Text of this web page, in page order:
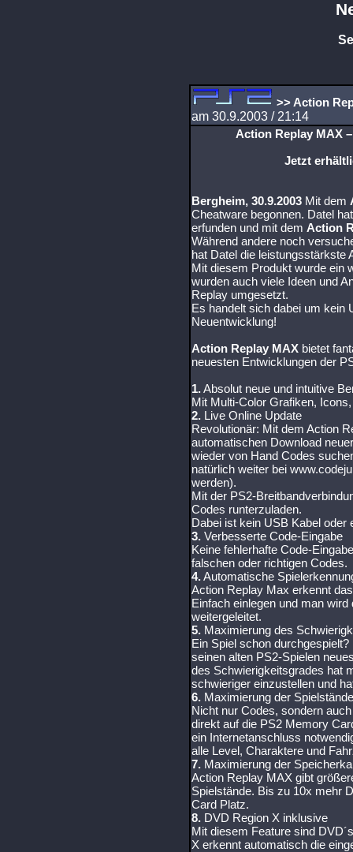
>> Action
am 30.9.2003 / 21:14
Action Replay MAX
Jetzt
Bergheim, 30.9.2003 Mit dem
Cheatware begonnen. Datel
erfunden und mit dem Action
Während andere noch
hat Datel die leistungsstärkste
Mit diesem Produkt wurde ein
wurden auch viele Ideen und
Replay umgesetzt.
Es handelt sich dabei um kein
Neuentwicklung!
Action Replay MAX bietet
neuesten Entwicklungen der
1.Absolut neue und intuitive
Mit Multi-Color Grafiken,
2. Live Online Update
Revolutionär: Mit dem Action
automatischen Download
wieder von Hand Codes
natürlich weiter bei
werden).
Mit der PS2-
Codes runterzuladen.
Dabei ist kein USB Kabel oder
3. Verbesserte Code-Eingabe
Keine fehlerhafte Code-
falschen oder richtigen Codes.
4.Automatische
Action Replay Max erkennt
Einfach einlegen und man
weitergeleitet.
5. Maximierung des
Ein Spiel schon
seinen alten PS2-Spielen
des Schwierigkeitsgrades hat
schwieriger einzustellen und
6. Maximierung der Spielstände
Nicht nur Codes, sondern
direkt auf die PS2 Memory
ein Internetanschluss
alle Level, Charaktere und
7. Maximierung der
Action Replay MAX gibt
Spielstände. Bis zu 10x mehr
Card Platz.
8. DVD Region X inklusive
Mit diesem Feature sind
X erkennt automatisch die